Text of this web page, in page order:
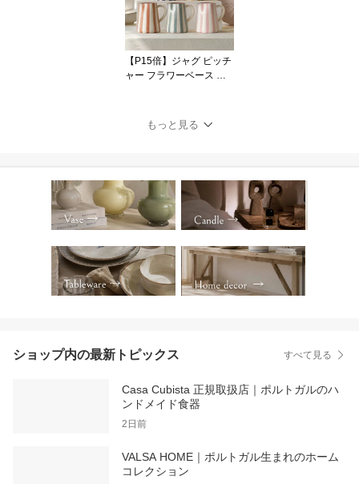
輸入食器 直輸入 インポ
ート 海外インテリア お
しゃれ かわいい モダン
オブジェ ディスプレイ
ギフト VALSA HOME
【P15倍】ジャグ ピッチ
ャー フラワーベース 花
柄 陶器 セラミック ブル
ー グリーン テラコッタ
直輸入 ハンドメイド ポ
ップ モダン
もっと見る
ショップ内の最新トピックス すべて見る
Casa Cubista 正規取扱店｜ポルトガルのハ
ンドメイド食器
2日前
VALSA HOME｜ポルトガル生まれのホーム
コレクション